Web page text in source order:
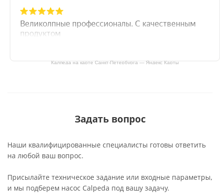
Калпеда на карте Санкт‑Петербурга — Яндекс Карты
Задать вопрос
Наши квалифицированные специалисты готовы ответить
на любой ваш вопрос.
Присылайте техническое задание или входные параметры,
и мы подберем насос Calpeda под вашу задачу.